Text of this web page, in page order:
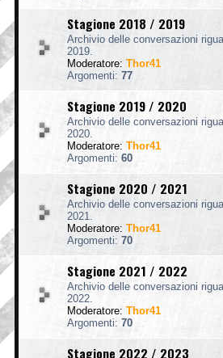
Stagione 2018 / 2019
Archivio delle conversazioni
2019.
Moderatore: Thor41
Argomenti: 77
Stagione 2019 / 2020
Archivio delle conversazioni
2020.
Moderatore: Thor41
Argomenti: 60
Stagione 2020 / 2021
Archivio delle conversazioni
2021.
Moderatore: Thor41
Argomenti: 70
Stagione 2021 / 2022
Archivio delle conversazioni
2022.
Moderatore: Thor41
Argomenti: 70
Stagione 2022 / 2023